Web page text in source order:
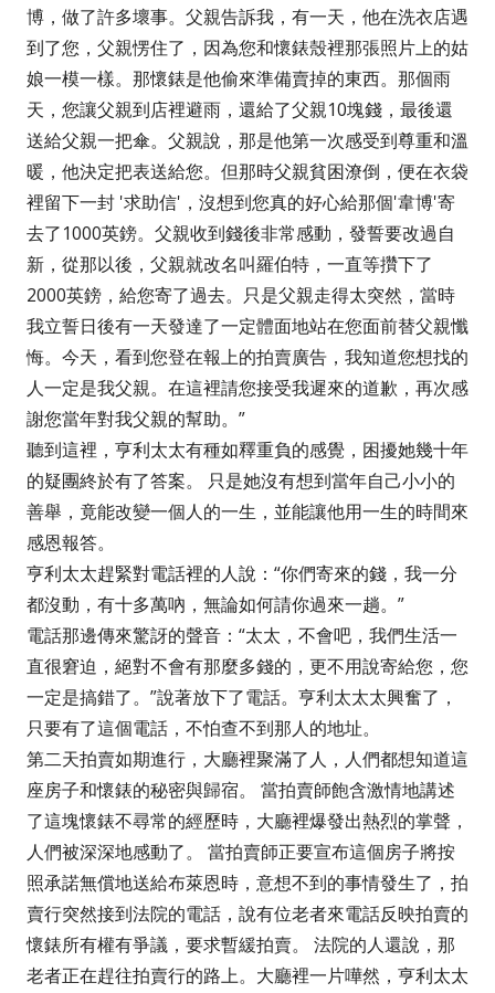
博，做了許多壞事。父親告訴我，有一天，他在洗衣店遇
到了您，父親愣住了，因為您和懷錶殼裡那張照片上的姑
娘一模一樣。那懷錶是他偷來準備賣掉的東西。那個雨
天，您讓父親到店裡避雨，還給了父親10塊錢，最後還
送給父親一把傘。父親說，那是他第一次感受到尊重和溫
暖，他決定把表送給您。但那時父親貧困潦倒，便在衣袋
裡留下一封 '求助信'，沒想到您真的好心給那個'韋博'寄
去了1000英鎊。父親收到錢後非常感動，發誓要改過自
新，從那以後，父親就改名叫羅伯特，一直等攢下了
2000英鎊，給您寄了過去。只是父親走得太突然，當時
我立誓日後有一天發達了一定體面地站在您面前替父親懺
悔。今天，看到您登在報上的拍賣廣告，我知道您想找的
人一定是我父親。在這裡請您接受我遲來的道歉，再次感
謝您當年對我父親的幫助。”
聽到這裡，亨利太太有種如釋重負的感覺，困擾她幾十年
的疑團終於有了答案。 只是她沒有想到當年自己小小的
善舉，竟能改變一個人的一生，並能讓他用一生的時間來
感恩報答。
亨利太太趕緊對電話裡的人說：“你們寄來的錢，我一分
都沒動，有十多萬吶，無論如何請你過來一趟。”
電話那邊傳來驚訝的聲音：“太太，不會吧，我們生活一
直很窘迫，絕對不會有那麼多錢的，更不用說寄給您，您
一定是搞錯了。”說著放下了電話。亨利太太太興奮了，
只要有了這個電話，不怕查不到那人的地址。
第二天拍賣如期進行，大廳裡聚滿了人，人們都想知道這
座房子和懷錶的秘密與歸宿。 當拍賣師飽含激情地講述
了這塊懷錶不尋常的經歷時，大廳裡爆發出熱烈的掌聲，
人們被深深地感動了。 當拍賣師正要宣布這個房子將按
照承諾無償地送給布萊恩時，意想不到的事情發生了，拍
賣行突然接到法院的電話，說有位老者來電話反映拍賣的
懷錶所有權有爭議，要求暫緩拍賣。 法院的人還說，那
老者正在趕往拍賣行的路上。大廳裡一片嘩然，亨利太太